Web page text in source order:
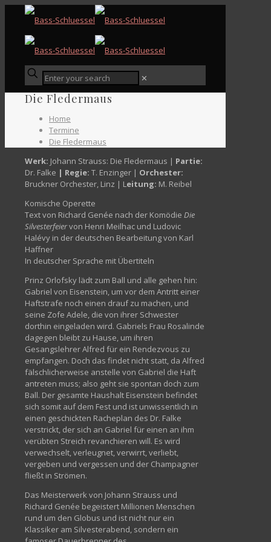
✕
Die Fledermaus
Home
Termine
Die Fledermaus
Werk: Johann Strauss: Die Fledermaus | Partie:
Dr. Falke | Regie: T. Enzinger | Orchester:
Bruckner Orchester, Linz | Leitung: M. Reibel
Komische Operette
Text von Richard Genée nach der Komödie Die
Silvesterfeiervon Henri Meilhac und Ludovic
Halévy in der deutschen Bearbeitung von Karl
Haffner
In deutscher Sprache mit Übertiteln
Prinz Orlofsky lädt zum Ball und alle gehen hin:
Gabriel von Eisenstein, um vor dem Antritt einer
Haftstrafe noch einen drauf zu machen, und
seine Zofe Adele, die von ihrer Schwester
dorthin eingeladen wird. Gabriels Frau Rosalinde
dagegen bleibt zu Hause, um ihren
Gesangslehrer Alfred für ein Rendezvous zu
empfangen. Doch das findet nicht statt, da Alfred
fälschlicherweise anstelle von Gabriel die Haft
antreten muss; also geht sie spontan doch zum
Ball. Der gesamte Haushalt Eisenstein befindet
sich somit auf dem Fest und ist unwissentlich in
einen geschickten Racheplan des Dr. Falke
verstrickt, der sich an Gabriel für einen an ihm
verübten Streich revanchieren will. Es wird
verwechselt, verleugnet, verwirrt, verliebt,
vergeben und vergessen und der Champagner
fließt in Strömen.
Das Meisterwerk von Johann Strauss und
Richard Genée begeistert Millionen Menschen
rund um den Globus und ist nicht nur ein
Klassiker am Silvesterabend, sondern ein